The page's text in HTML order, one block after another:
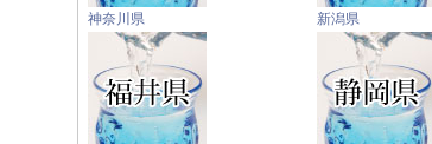
神奈川県 新潟県